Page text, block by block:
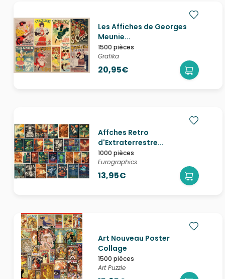
Les Affiches de Georges
Meunie...
1500 pièces
Grafika
20,95€
Affches Retro
d'Extraterrestre...
1000 pièces
Eurographics
13,95€
Art Nouveau Poster
Collage
1500 pièces
Art Puzzle